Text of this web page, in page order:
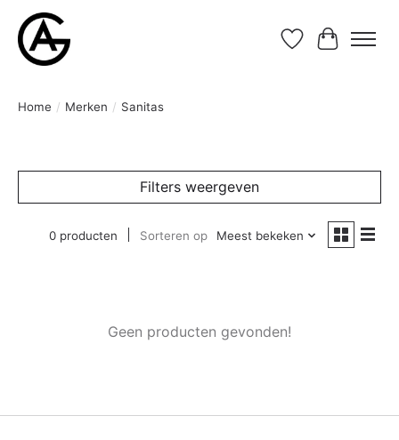
Verlanglijst
Home / Merken / Sanitas
Filters weergeven
0 producten Sorteren op Meest bekeken
Geen producten gevonden!